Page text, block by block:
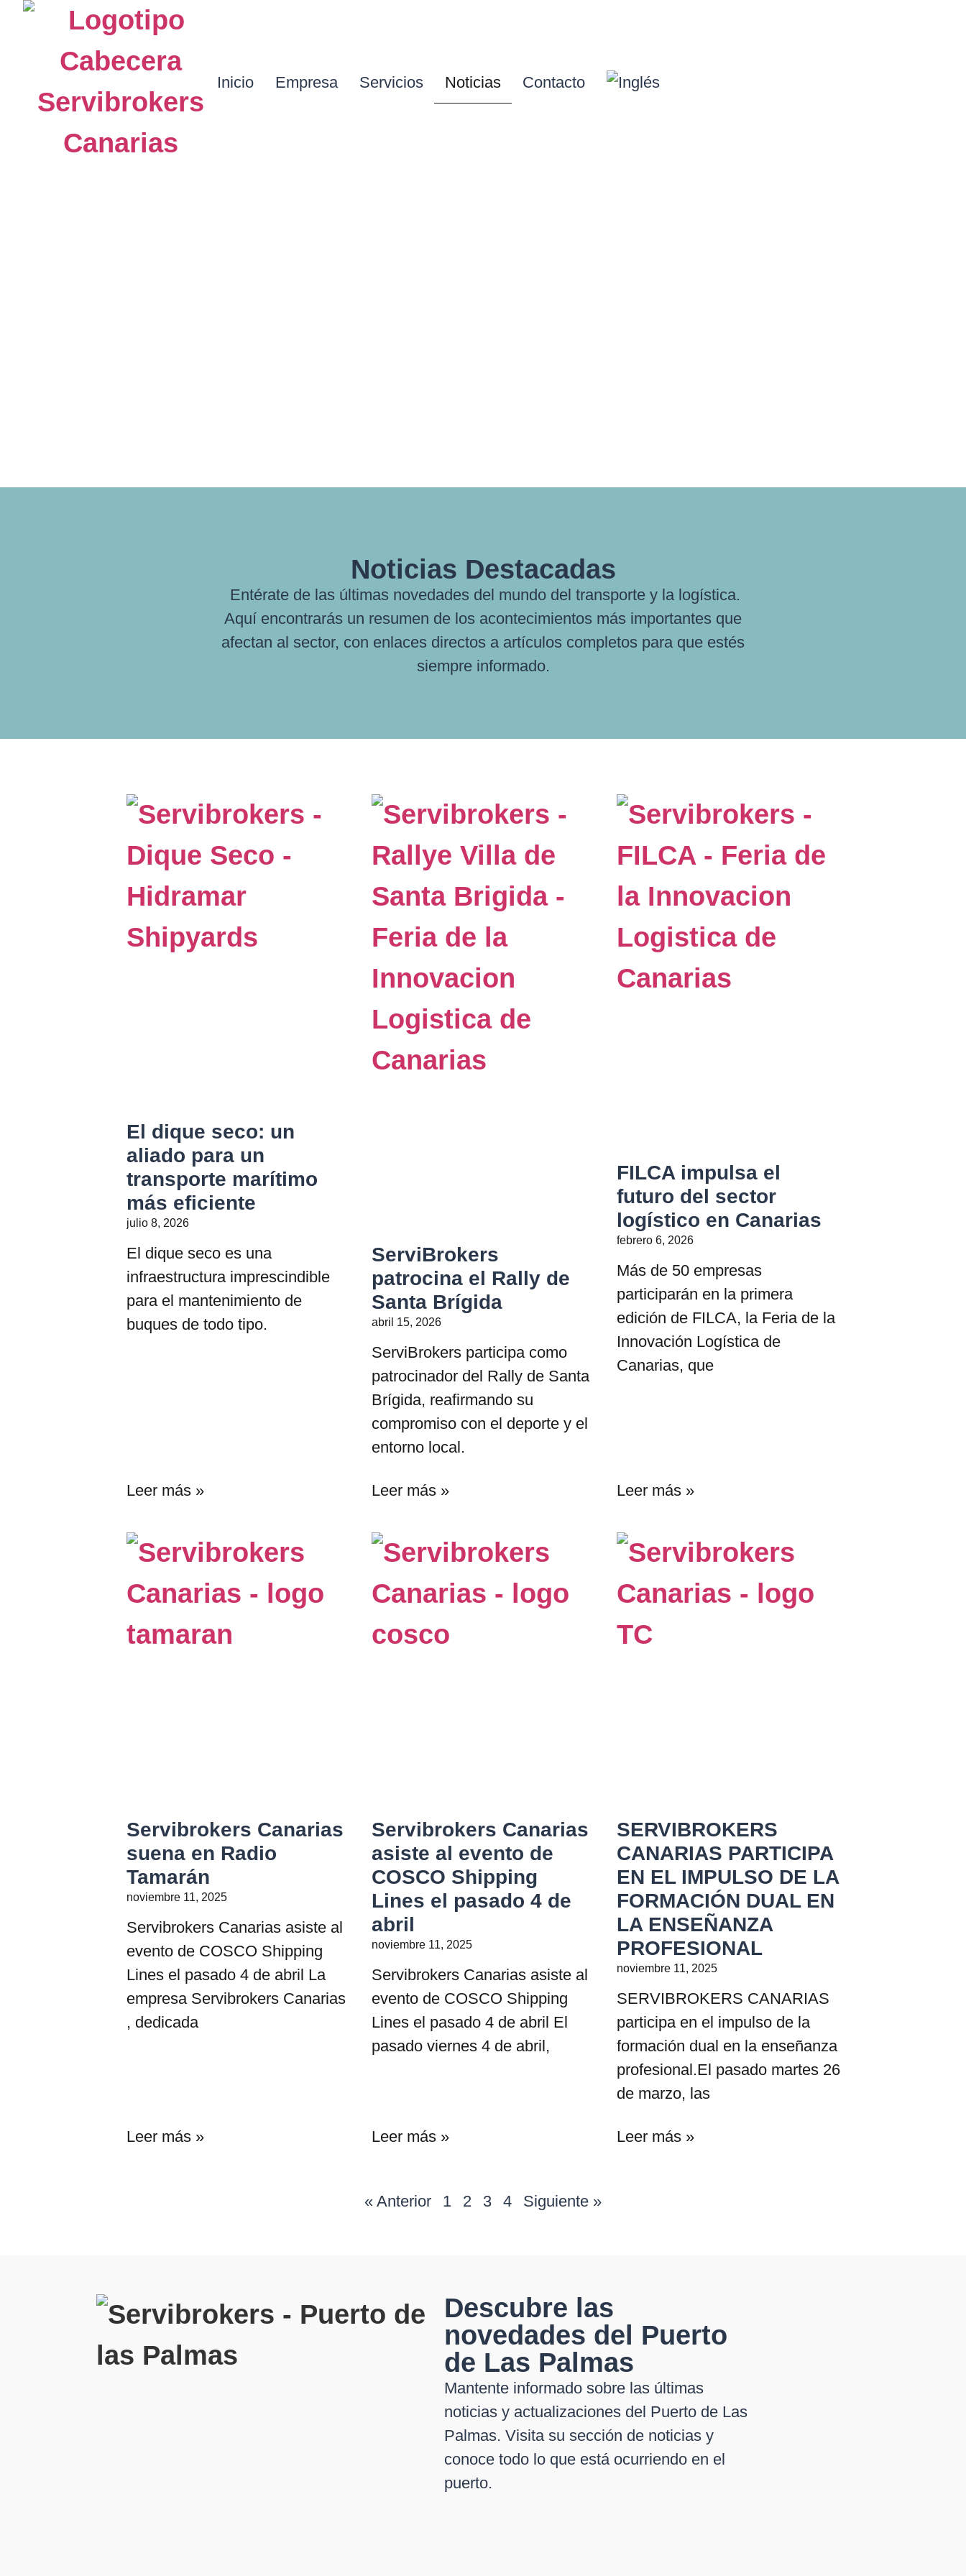
Inicio Empresa Servicios Noticias Contacto
Noticias Destacadas
Entérate de las últimas novedades del mundo del transporte y la logística.
Aquí encontrarás un resumen de los acontecimientos más importantes que
afectan al sector, con enlaces directos a artículos completos para que estés
siempre informado.
El dique seco: un
aliado para un
transporte marítimo
más eficiente
julio 8, 2026
El dique seco es una
infraestructura imprescindible
para el mantenimiento de
buques de todo tipo.
Leer más »
ServiBrokers
patrocina el Rally de
Santa Brígida
abril 15, 2026
ServiBrokers participa como
patrocinador del Rally de Santa
Brígida, reafirmando su
compromiso con el deporte y el
entorno local.
Leer más »
FILCA impulsa el
futuro del sector
logístico en Canarias
febrero 6, 2026
Más de 50 empresas
participarán en la primera
edición de FILCA, la Feria de la
Innovación Logística de
Canarias, que
Leer más »
Servibrokers Canarias
suena en Radio
Tamarán
noviembre 11, 2025
Servibrokers Canarias asiste al
evento de COSCO Shipping
Lines el pasado 4 de abril La
empresa Servibrokers Canarias
, dedicada
Leer más »
Servibrokers Canarias
asiste al evento de
COSCO Shipping
Lines el pasado 4 de
abril
noviembre 11, 2025
Servibrokers Canarias asiste al
evento de COSCO Shipping
Lines el pasado 4 de abril El
pasado viernes 4 de abril,
Leer más »
SERVIBROKERS
CANARIAS PARTICIPA
EN EL IMPULSO DE LA
FORMACIÓN DUAL EN
LA ENSEÑANZA
PROFESIONAL
noviembre 11, 2025
SERVIBROKERS CANARIAS
participa en el impulso de la
formación dual en la enseñanza
profesional.El pasado martes 26
de marzo, las
Leer más »
« Anterior 1 2 3 4 Siguiente »
Descubre las
novedades del Puerto
de Las Palmas
Mantente informado sobre las últimas
noticias y actualizaciones del Puerto de Las
Palmas. Visita su sección de noticias y
conoce todo lo que está ocurriendo en el
puerto.